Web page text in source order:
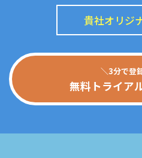
貴社オリジ
＼3分で登
無料トライア